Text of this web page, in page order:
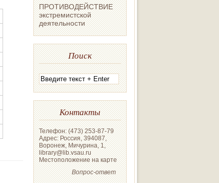
ПРОТИВОДЕЙСТВИЕ
экстремистской
деятельности
Поиск
Контакты
Телефон: (473) 253-87-79
Адрес: Россия, 394087,
Воронеж, Мичурина, 1,
library@lib.vsau.ru
Местоположение на карте
Вопрос-ответ